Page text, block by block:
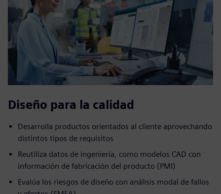
Diseño para la calidad
Desarrolla productos orientados al cliente aprovechando
distintos tipos de requisitos
Reutiliza datos de ingeniería, como modelos CAD con
información de fabricación del producto (PMI)
Evalúa los riesgos de diseño con análisis modal de fallos